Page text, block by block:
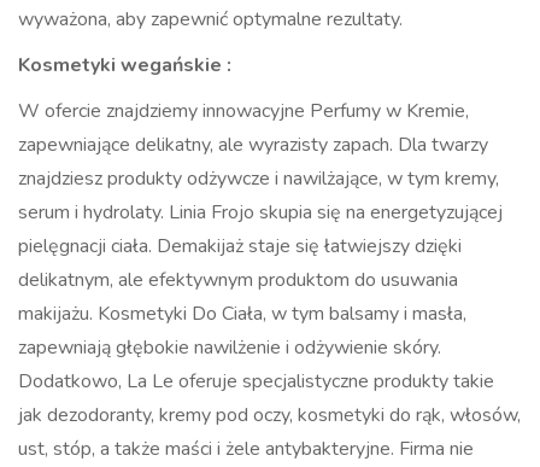
wyważona, aby zapewnić optymalne rezultaty.
Kosmetyki wegańskie :
W ofercie znajdziemy innowacyjne Perfumy w Kremie,
zapewniające delikatny, ale wyrazisty zapach. Dla twarzy
znajdziesz produkty odżywcze i nawilżające, w tym kremy,
serum i hydrolaty. Linia Frojo skupia się na energetyzującej
pielęgnacji ciała. Demakijaż staje się łatwiejszy dzięki
delikatnym, ale efektywnym produktom do usuwania
makijażu. Kosmetyki Do Ciała, w tym balsamy i masła,
zapewniają głębokie nawilżenie i odżywienie skóry.
Dodatkowo, La Le oferuje specjalistyczne produkty takie
jak dezodoranty, kremy pod oczy, kosmetyki do rąk, włosów,
ust, stóp, a także maści i żele antybakteryjne. Firma nie